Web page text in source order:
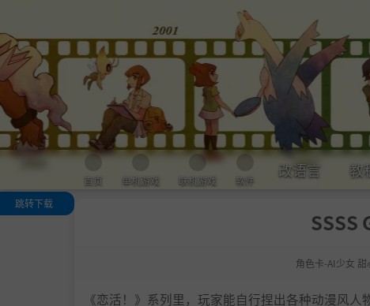
首页 单机游戏 联机游戏 软件
改语言 教
SSSS
角色卡-AI少女 甜
跳转下载
《恋活！》系列里，玩家能自行捏出各种动漫风人